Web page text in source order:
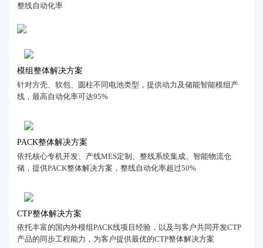
整线自动化率
模组整体解决方案
针对方壳、软包、圆柱不同电池类型，提供动力及储能智能模组产
线，最高自动化率可达95%
PACK整体解决方案
依托核心专机开发、产线MES定制、整线系统集成、智能物流仓
储，提供PACK整体解决方案，整线自动化率超过50%
CTP整体解决方案
依托丰富的国内外模组PACK线项目经验，以及与客户共同开发CTP
产品的同步工程能力，为客户提供最优的CTP整体解决方案